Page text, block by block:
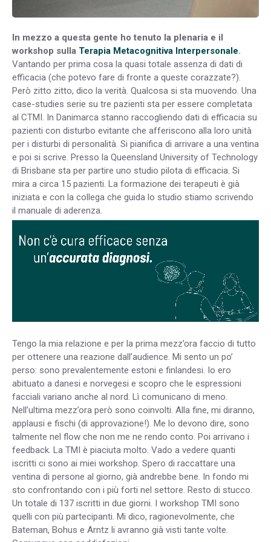
In mezzo a questa gente ho tenuto la plenaria e il
workshop sulla Terapia Metacognitiva Interpersonale.
Vantando per prima cosa la quasi totale assenza di dati di
efficacia (che potevo fare di fronte a queste corazzate?).
Però zitto zitto, dico la verità. Qualcosa si sta muovendo. Una
case-studies serie su tre pazienti sta per essere completata
al CTMI. In Danimarca stanno raccogliendo dati di efficacia su
pazienti con disturbo evitante che afferiscono alla loro unità
per i disturbi di personalità. Si pianifica di arrivare a una ventina
e poi si scrive. Presso la Queensland University of Technology
di Brisbane sta per partire uno studio pilota di efficacia. Si
mira a circa 15 pazienti. La formazione dei terapeuti è già
iniziata e con la collega che guida lo studio stiamo scrivendo
il manuale di aderenza.
Tengo la mia relazione e per la prima mezz’ora faccio di tutto
per ottenere una reazione dall’audience. Mi sento un po’
perso: sono prevalentemente estoni e finlandesi. Io ero
abituato a danesi e norvegesi e scopro che le espressioni
facciali variano anche al nord. Lì comunicano di meno.
Nell’ultima mezz’ora però sono coinvolti. Alla fine, mi diranno,
applausi e fischi (di approvazione!). Me lo devono dire, sono
talmente nel flow che non me ne rendo conto. Poi arrivano i
feedback. La TMI è piaciuta molto. Vado a vedere quanti
iscritti ci sono ai miei workshop. Spero di raccattare una
ventina di persone al giorno, già andrebbe bene. In fondo mi
sto confrontando con i più forti nel settore. Resto di stucco.
Un totale di 137 iscritti in due giorni. I workshop TMI sono
quelli con più partecipanti. Mi dico, ragionevolmente, che
Bateman, Bohus e Arntz li avranno già visti tante volte.